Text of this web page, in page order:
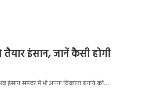
इंसान, जानें कैसी होगी
इंसान समंदर में भी अपना ठिकाना बनाने को…